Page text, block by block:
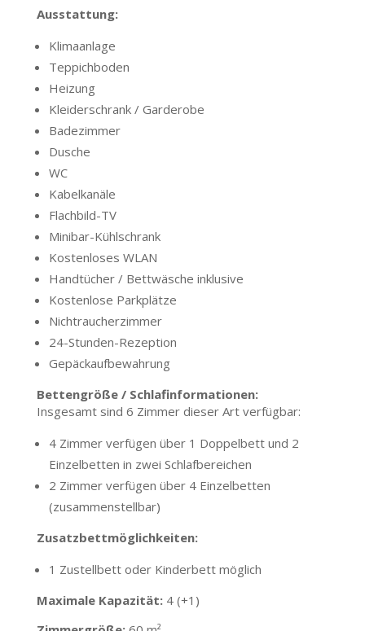
Ausstattung:
Klimaanlage
Teppichboden
Heizung
Kleiderschrank / Garderobe
Badezimmer
Dusche
WC
Kabelkanäle
Flachbild-TV
Minibar-Kühlschrank
Kostenloses WLAN
Handtücher / Bettwäsche inklusive
Kostenlose Parkplätze
Nichtraucherzimmer
24-Stunden-Rezeption
Gepäckaufbewahrung
Bettengröße / Schlafinformationen:
Insgesamt sind 6 Zimmer dieser Art verfügbar:
4 Zimmer verfügen über 1 Doppelbett und 2
Einzelbetten in zwei Schlafbereichen
2 Zimmer verfügen über 4 Einzelbetten
(zusammenstellbar)
Zusatzbettmöglichkeiten:
1 Zustellbett oder Kinderbett möglich
Maximale Kapazität:4 (+1)